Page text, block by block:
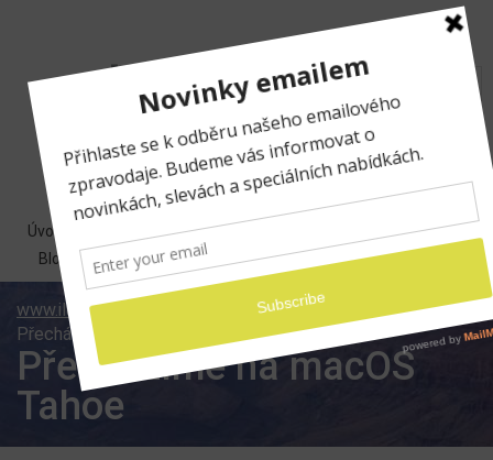
Úvodní strana Expedice
O nás
Blog
Kontakt
www.ilumio.cz
Apple a foto workshopy
Přecházíme na macOS Tahoe
Přecházíme na macOS
Tahoe